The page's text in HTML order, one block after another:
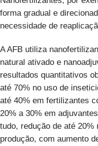
forma gradual e
necessidade de
A AFB utiliza
natural ativado e
resultados quantitativos
até 70% no uso de
até 40% em fertilizantes
20% a 30% em
tudo, redução de até
produção, com aumento